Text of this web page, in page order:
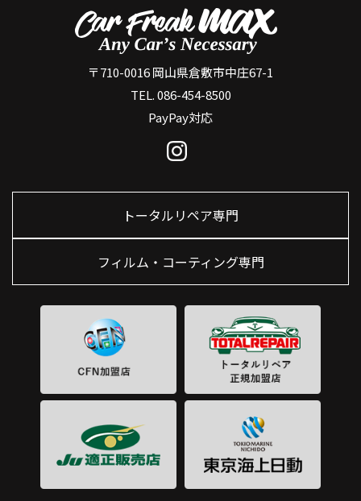
〒710-0016 岡山県倉敷市中庄67-1
TEL. 086-454-8500
PayPay対応
トータルリペア専門
フィルム・コーティング専門